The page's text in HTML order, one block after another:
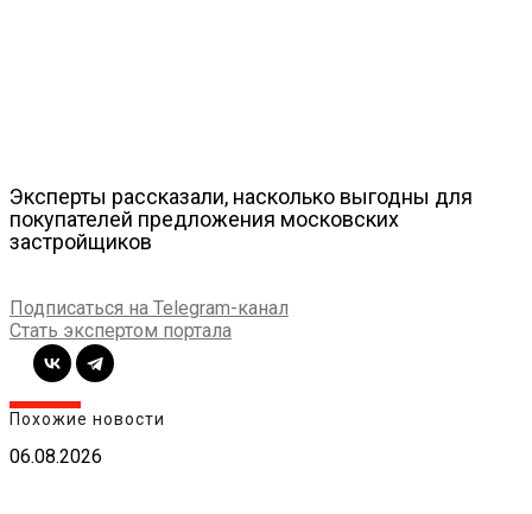
Эксперты рассказали, насколько выгодны для
покупателей предложения московских
застройщиков
Подписаться на Telegram-канал
Стать экспертом портала
Похожие новости
06.08.2026